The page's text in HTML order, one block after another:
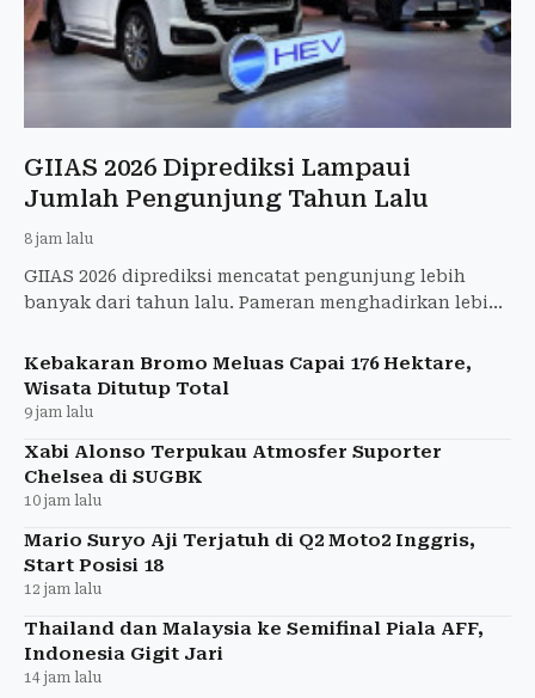
GIIAS 2026 Diprediksi Lampaui
Jumlah Pengunjung Tahun Lalu
8 jam lalu
GIIAS 2026 diprediksi mencatat pengunjung lebih
banyak dari tahun lalu. Pameran menghadirkan lebih
Kebakaran Bromo Meluas Capai 176 Hektare,
Wisata Ditutup Total
9 jam lalu
Xabi Alonso Terpukau Atmosfer Suporter
Chelsea di SUGBK
10 jam lalu
Mario Suryo Aji Terjatuh di Q2 Moto2 Inggris,
Start Posisi 18
12 jam lalu
Thailand dan Malaysia ke Semifinal Piala AFF,
Indonesia Gigit Jari
14 jam lalu